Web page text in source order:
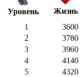
Уровень Жизнь
1
3600
2
3780
3
3960
4
4140
5
4320